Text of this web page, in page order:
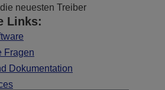
neuesten Treiber
Links:
Fragen
Dokumentation